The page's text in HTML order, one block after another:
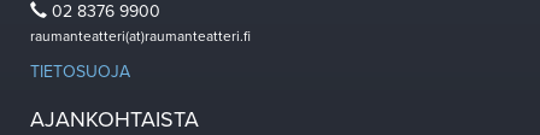
02 8376 9900
raumanteatteri(at)raumanteatteri.fi
TIETOSUOJA
AJANKOHTAISTA